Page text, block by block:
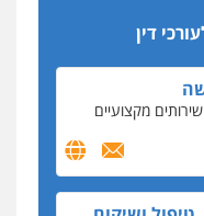
דין
שירותים מקצועיים
והמחירון
וסינדיקאט
הרב אריה חייק